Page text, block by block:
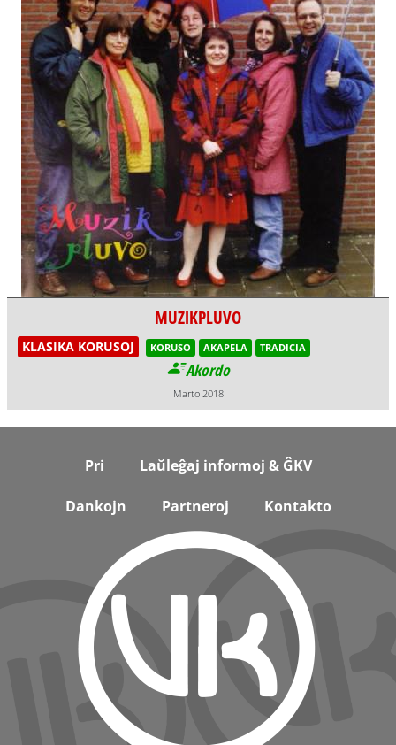
MUZIKPLUVO
KLASIKA KORUSOJ KORUSO AKAPELA TRADICIA
Akordo
Marto 2018
Pri Laŭleĝaj informoj & ĜKV
Dankojn Partneroj Kontakto